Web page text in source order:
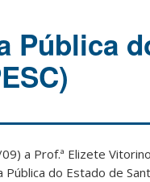
Pública
a Prof.ª Elizete
do Estado de